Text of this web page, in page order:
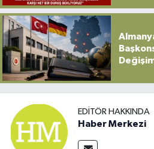
EDITÖR HAKKINDA
Haber Merkezi